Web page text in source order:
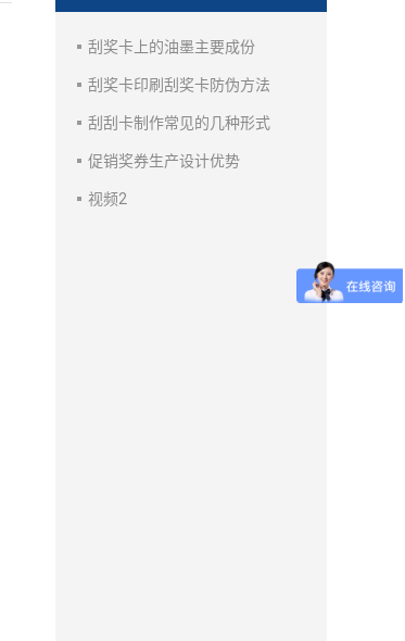
刮奖卡上的油墨主要成份
刮奖卡印刷刮奖卡防伪方法
刮刮卡制作常见的几种形式
促销奖券生产设计优势
视频2